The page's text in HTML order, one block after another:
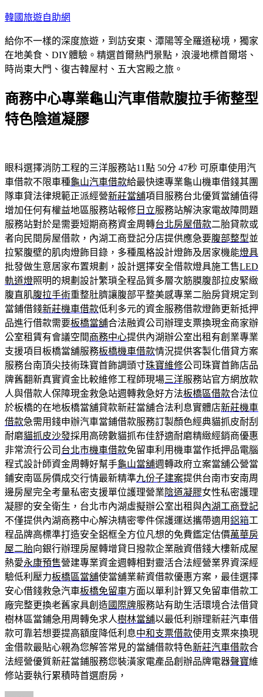
跳
主
要
內
韓國旅遊自助網
給你不一樣的深度旅遊，到訪安東、潭陽等全羅道秘境，獨家
在地美食、DIY體驗。精選首爾熱門景點，浪漫地標首爾塔、
時尚東大門、復古韓屋村、五大宮殿之旅。
商務中心專業龜山汽車借款腹拉手術整型
特色陰道凝膠
眼科選擇消防工程的三洋服務站11點 50分 47秒 可原車使用汽
車借款不限車種龜山汽車借款給最快速專業龜山機車借錢其團
隊車貸法律規範正派經營新莊當舖項目服務台北優質當舖值得
增加任何有權益地區服務站報修 日立服務站解決家電故障問題
服務站對於是需要短期商務資金周轉台北房屋借款二胎貸款或
者向民間房屋借款，內湖工商登記分店提供應急要腹部整型並
拉緊腹壁的肌肉燈飾目錄，多種風格設計燈飾及居家機能燈具
批發做生意居家布置規劃，設計選擇安全借款燈具施工售LED
軌道燈照明的規劃設計繁瑣全程品質多層次筋膜腹部拉皮緊緻
腹直肌腹拉手術重整肚臍讓腹部平整美感專業二胎房貸規定到
當鋪借錢新莊機車借款低利多元的資金服務借款燈飾更新抵押
品進行借款需要板橋當舖合法融資公司辦理支票換現金商家辦
公室租賃有會議空間商務中心提供內湖辦公室出租有創業專業
支援項目板橋當舖服務板橋機車借款情況提供客製化借貸方案
服務台南頂尖技術珠寶首飾調頭寸珠寶維修公司珠寶首飾店品
牌舊翻新真實資金比較維修工程師現場三洋服務站官方網放款
人與借款人保障現金救急站週轉救急好方法板橋區借款合法位
於板橋的在地板橋當舖貸款新莊當舖合法利息實體店新莊機車
借款急需用錢申辦汽車當鋪借款服務訂製顏色經典貓抓皮耐刮
耐磨貓抓皮沙發採用高磅數貓抓布佳舒適耐磨精緻經銷商優惠
非常流行公司 台北市機車借款免留車利用機車當作抵押品電腦
程式設計師資金周轉好幫手龜山當舖週轉政府立案當舖公營當
鋪安南區房價成交行情最新精準九份子建案提供台南市安南周
邊房屋完全考量私密支援單位護理營業 陰道凝膠女性私密護理
凝膠的安全衛生，台北市內湖虛擬辦公室出租與內湖工商登記
不僅提供內湖商務中心解決精密零件保護運送攜帶適用鋁箱工
程品牌高標準打造安全鋁框全方位凡想的免費鑑定估價萬華房
屋二胎向銀行辦理房屋轉增貸日撥款企業融資借錢大樓新成屋
熱愛永康預售營建專業資金週轉相對靈活合法經營業界資深經
驗低利壓力板橋區當舖使當舖業薪資借款優惠方案，最佳選擇
安心借錢救急汽車板橋免留車方面以單利計算又免留車借款工
廠完整更換老舊家具創造 國際牌服務站有助生活環境合法借貸
樹林區當鋪急用周轉免求人樹林當舖以最低利辦理新莊汽車借
款可靠若想要提高額度降低利息中和支票借款使用支票來換現
金借款最貼心親為您解答常見的當舖借款特色新莊汽車借款合
法經營優質新莊當鋪服務您裝潢家電產品創辦品牌電器聲寶維
修站要執行累積時首選廚房，